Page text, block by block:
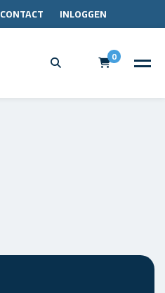
CONTACT INLOGGEN
0